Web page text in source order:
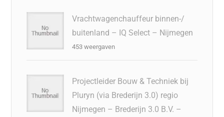
Vrachtwagenchauffeur binnen-/
buitenland – IQ Select – Nijmegen
453 weergaven
Projectleider Bouw & Techniek bij
Pluryn (via Brederijn 3.0) regio
Nijmegen – Brederijn 3.0 B.V. –